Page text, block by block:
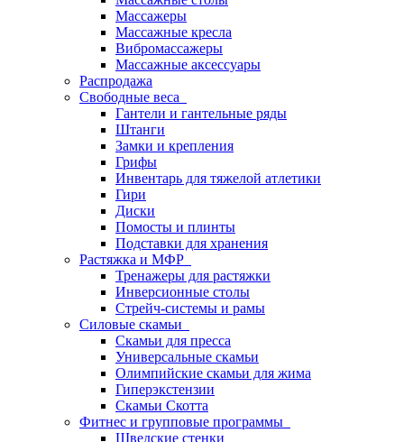
Массажеры
Массажные кресла
Вибромассажеры
Массажные аксессуары
Распродажа
Свободные веса
Гантели и гантельные ряды
Штанги
Замки и крепления
Грифы
Инвентарь для тяжелой атлетики
Гири
Диски
Помосты и плинты
Подставки для хранения
Растяжка и МФР
Тренажеры для растяжки
Инверсионные столы
Стрейч-системы и рамы
Силовые скамьи
Скамьи для пресса
Универсальные скамьи
Олимпийские скамьи для жима
Гиперэкстензии
Скамьи Скотта
Фитнес и групповые программы
Шведские стенки